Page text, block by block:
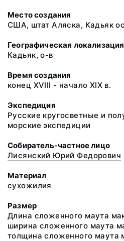
Место создания
США, штат Аляска, Кадьяк
Географическая
Кадьяк, о-в
Время создания
конец XVIII - начало XIX в.
Экспедиция
Русские кругосветные и
морские экспедиции
Собиратель-частное лицо
Лисянский Юрий Федорович
Материал
сухожилия
Размер
Длина сложенного маута
ширина сложенного маута
толщина сложенного маута